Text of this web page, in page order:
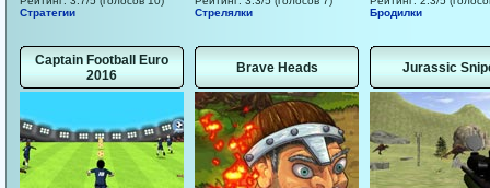
Стратегии
Стрелялки
Бродилки
Captain Football Euro
2016
Brave Heads Jurassic